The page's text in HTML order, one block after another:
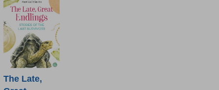
The Late,